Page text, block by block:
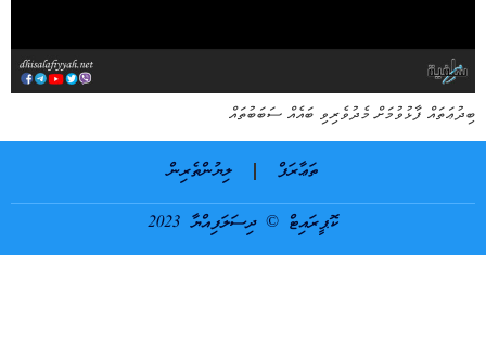
ބިދުޢަތައް ފާޅުވުމަށް މެދުވެރިވި ބައެއް ސަބަބުތައް
ތަޢާރަފް
ލިޔުންތެރިން
ކޮޕީރައިޓް © ދިސަލަފިއްޔާ 2023